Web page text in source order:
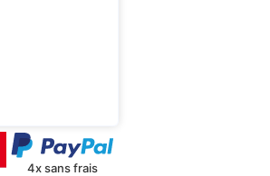
4x sans frais